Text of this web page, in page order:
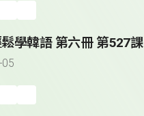
學韓語 第六冊 第527課
05